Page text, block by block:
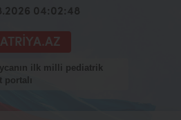
04:02:49
ilk milli pediatrik
portalı